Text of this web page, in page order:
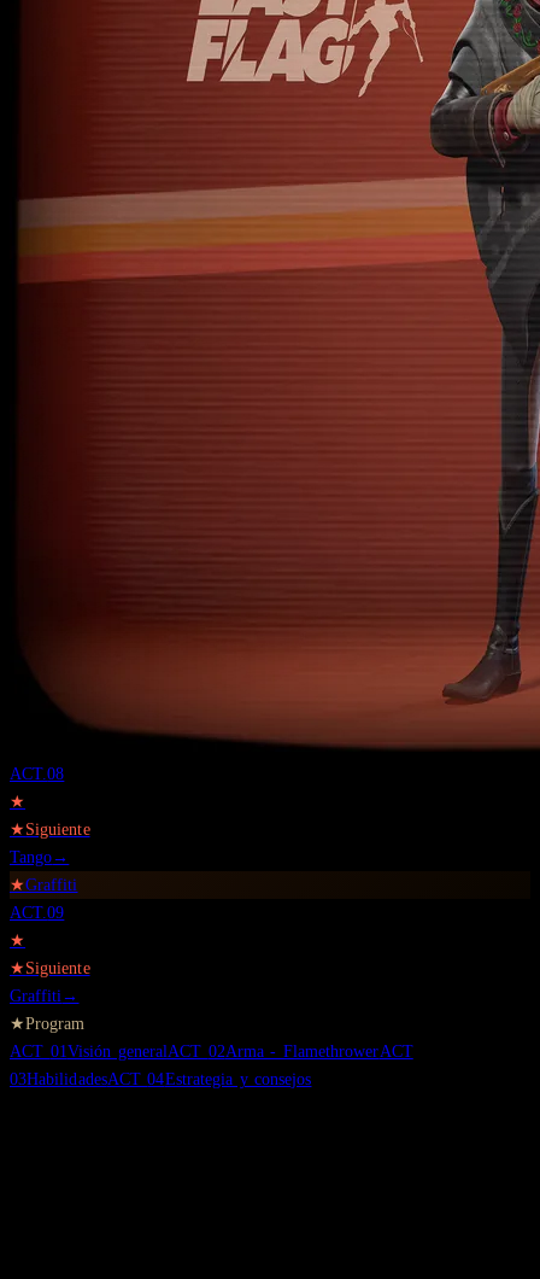
ACT.08
★
★Siguiente
Tango→
★Graffiti
ACT.09
★
★Siguiente
Graffiti→
★Program
ACT 01Visión generalACT 02Arma - FlamethrowerACT
03HabilidadesACT04Estrategia y consejos